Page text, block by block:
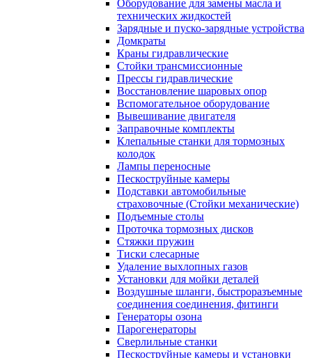
Оборудование для замены масла и
технических жидкостей
Зарядные и пуско-зарядные устройства
Домкраты
Краны гидравлические
Стойки трансмиссионные
Прессы гидравлические
Восстановление шаровых опор
Вспомогательное оборудование
Вывешивание двигателя
Заправочные комплекты
Клепальные станки для тормозных
колодок
Лампы переносные
Пескоструйные камеры
Подставки автомобильные
страховочные (Стойки механические)
Подъемные столы
Проточка тормозных дисков
Стяжки пружин
Тиски слесарные
Удаление выхлопных газов
Установки для мойки деталей
Воздушные шланги, быстроразъемные
соединения соединения, фитинги
Генераторы озона
Парогенераторы
Сверлильные станки
Пескоструйные камеры и установки